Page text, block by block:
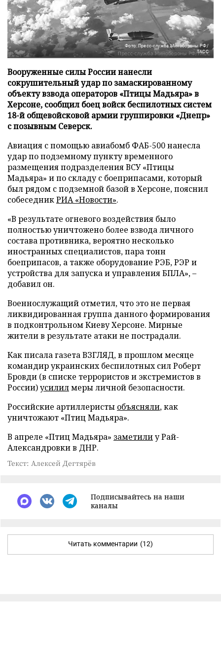
Фото: Пресс-служба Минобороны РФ/
ТАСС
Вооруженные силы России нанесли
сокрушительный удар по замаскированному
объекту взвода операторов «Птицы Мадьяра» в
Херсоне, сообщил боец войск беспилотных систем
18-й общевойсковой армии группировки «Днепр»
с позывным Северск.
Авиация с помощью авиабомб ФАБ-500 нанесла
удар по подземному пункту временного
размещения подразделения ВСУ «Птицы
Мадьяра» и по складу с боеприпасами, который
был рядом с подземной базой в Херсоне, пояснил
собеседникРИА «Новости».
«В результате огневого воздействия было
полностью уничтожено более взвода личного
состава противника, вероятно несколько
иностранных специалистов, пара тонн
боеприпасов, а также оборудование РЭБ, РЭР и
устройства для запуска и управления БПЛА», –
добавил он.
Военнослужащий отметил, что это не первая
ликвидированная группа данного формирования
в подконтрольном Киеву Херсоне. Мирные
жители в результате атаки не пострадали.
Как писала газета ВЗГЛЯД, в прошлом месяце
командир украинских беспилотных сил Роберт
Бровди (в списке террористов и экстремистов в
России)усилилмеры личной безопасности.
Российские артиллеристы объясняли, как
уничтожают «Птиц Мадьяра».
В апреле «Птиц Мадьяра» заметилиу Рай-
Александровки в ДНР.
Текст: Алексей Дегтярёв
Подписывайтесь на наши
каналы
Читать комментарии (12)